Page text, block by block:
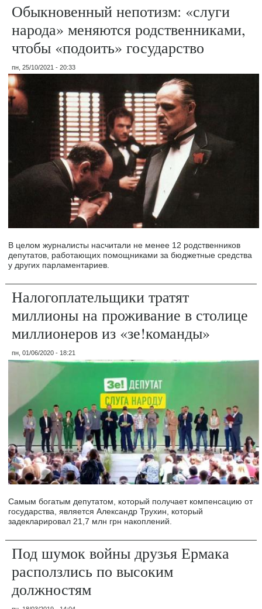
Обыкновенный непотизм: «слуги
народа» меняются родственниками,
чтобы «подоить» государство
пн, 25/10/2021 - 20:33
В целом журналисты насчитали не менее 12 родственников
депутатов, работающих помощниками за бюджетные средства
у других парламентариев.
Налогоплательщики тратят
миллионы на проживание в столице
миллионеров из «зе!команды»
пн, 01/06/2020 - 18:21
Самым богатым депутатом, который получает компенсацию от
государства, является Александр Трухин, который
задекларировал 21,7 млн грн накоплений.
Под шумок войны друзья Ермака
расползлись по высоким
должностям